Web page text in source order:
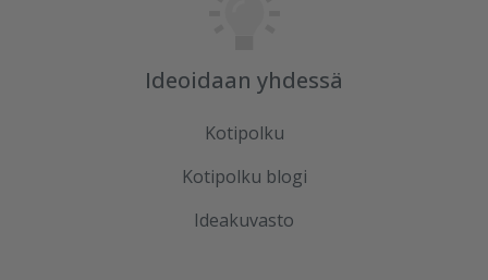
Ideoidaan yhdessä
Kotipolku
Kotipolku blogi
Ideakuvasto